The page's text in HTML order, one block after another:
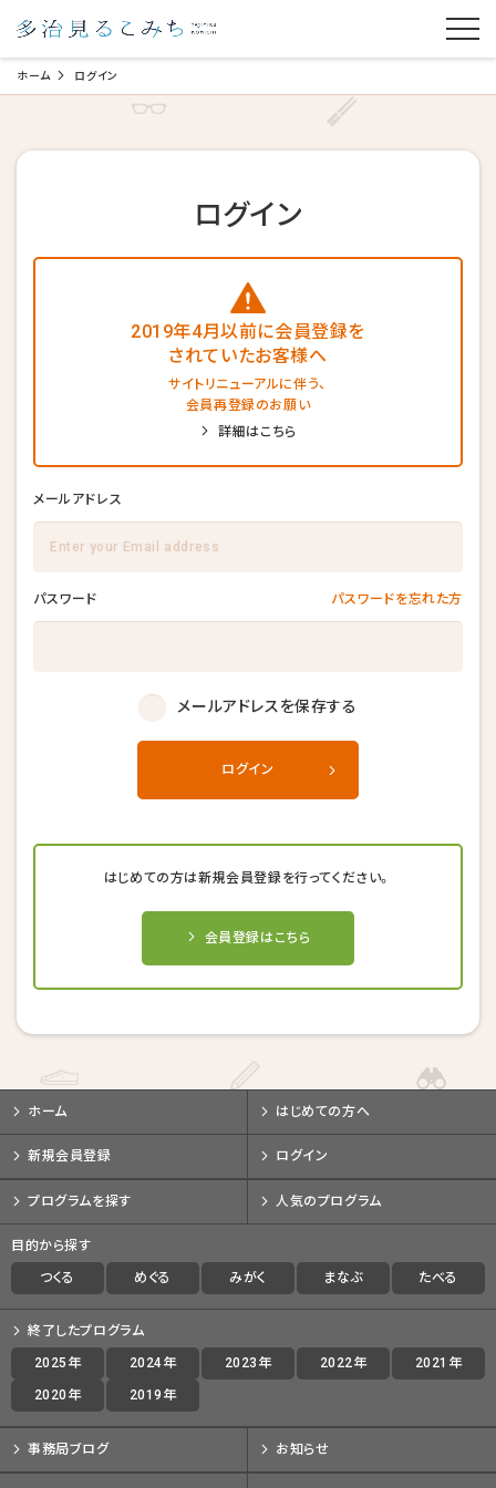
ホーム ログイン
ログイン
2019年4月以前に会員登録を
されていたお客様へ
サイトリニューアルに伴う、
会員再登録のお願い
詳細はこちら
メールアドレス
パスワード パスワードを忘れた方
メールアドレスを保存する
ログイン
はじめての方は新規会員登録を行ってください。
会員登録はこちら
ホーム はじめての方へ
新規会員登録 ログイン
プログラムを探す 人気のプログラム
目的から探す
つくる めぐる みがく まなぶ たべる
終了したプログラム
2025年 2024年 2023年 2022年 2021年
2020年 2019年
事務局ブログ お知らせ